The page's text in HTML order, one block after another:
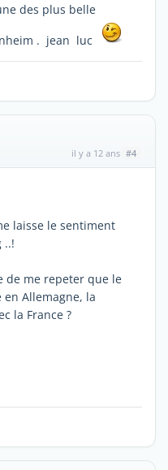
des plus belle
. jean luc
il y a 12 ans #4
laisse le sentiment
..!
de me repeter que le
Allemagne, la
la France ?